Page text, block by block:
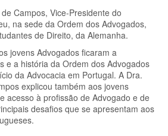
Campos, Vice-Presidente do
na sede da Ordem dos Advogados,
de Direito, da Alemanha.
jovens Advogados ficaram a
e a história da Ordem dos Advogados
da Advocacia em Portugal. A Dra.
explicou também aos jovens
acesso à profissão de Advogado e de
desafios que se apresentam aos